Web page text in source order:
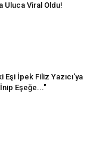
Uluca Viral Oldu!
İpek Filiz Yazıcı'ya
Eşeğe..."